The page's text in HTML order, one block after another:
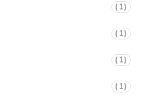
(1)
(1)
(1)
(1)